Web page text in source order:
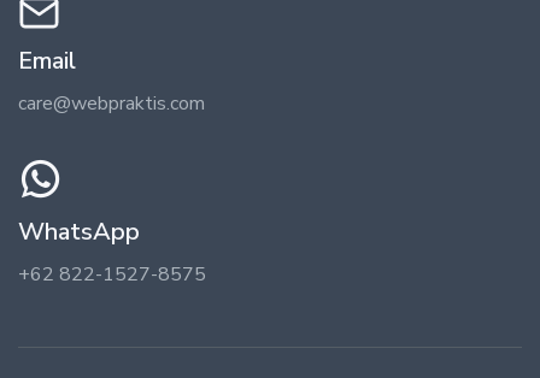
Email
care@webpraktis.com
WhatsApp
+62 822-1527-8575